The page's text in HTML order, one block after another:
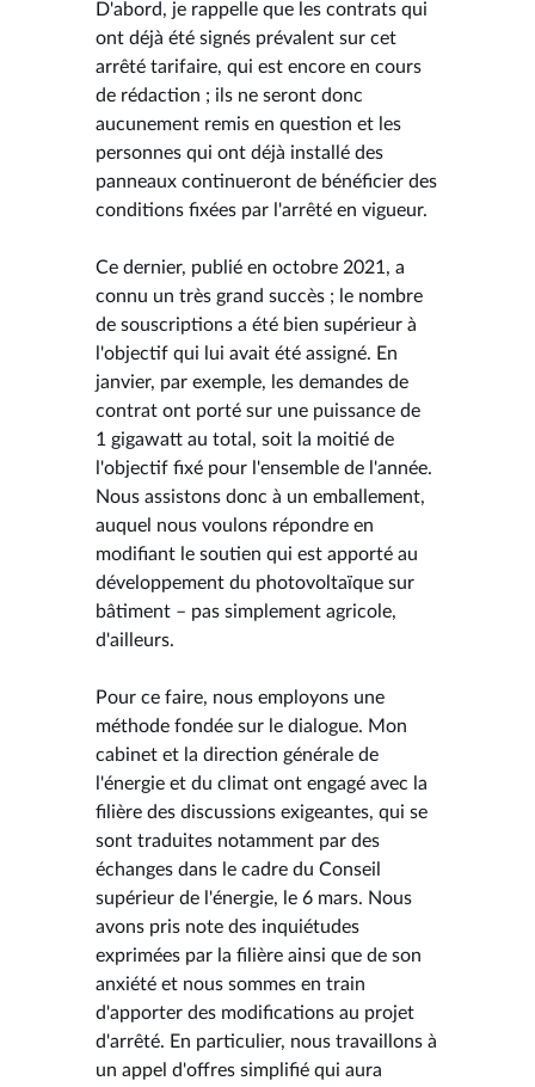
D'abord, je rappelle que les contrats qui
ont déjà été signés prévalent sur cet
arrêté tarifaire, qui est encore en cours
de rédaction ; ils ne seront donc
aucunement remis en question et les
personnes qui ont déjà installé des
panneaux continueront de bénéficier des
conditions fixées par l'arrêté en vigueur.
Ce dernier, publié en octobre 2021, a
connu un très grand succès ; le nombre
de souscriptions a été bien supérieur à
l'objectif qui lui avait été assigné. En
janvier, par exemple, les demandes de
contrat ont porté sur une puissance de
1 gigawatt au total, soit la moitié de
l'objectif fixé pour l'ensemble de l'année.
Nous assistons donc à un emballement,
auquel nous voulons répondre en
modifiant le soutien qui est apporté au
développement du photovoltaïque sur
bâtiment – pas simplement agricole,
d'ailleurs.
Pour ce faire, nous employons une
méthode fondée sur le dialogue. Mon
cabinet et la direction générale de
l'énergie et du climat ont engagé avec la
filière des discussions exigeantes, qui se
sont traduites notamment par des
échanges dans le cadre du Conseil
supérieur de l'énergie, le 6 mars. Nous
avons pris note des inquiétudes
exprimées par la filière ainsi que de son
anxiété et nous sommes en train
d'apporter des modifications au projet
d'arrêté. En particulier, nous travaillons à
un appel d'offres simplifié qui aura